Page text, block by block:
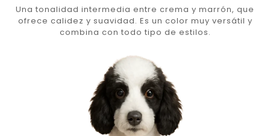
Una tonalidad intermedia entre crema y marrón, que
ofrece calidez y suavidad. Es un color muy versátil y
combina con todo tipo de estilos.